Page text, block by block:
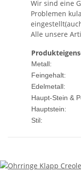
Wir sind eine
Problemen
Alle unsere
Metall:
Feingehalt:
Edelmetall:
Haupt-Stein &
Hauptstein:
Stil: